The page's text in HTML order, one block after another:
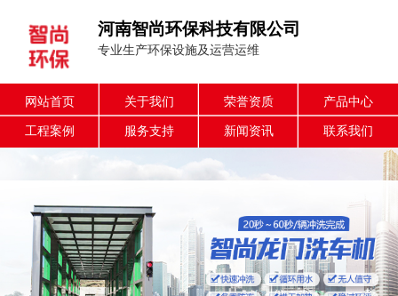
河南智尚环保科技有限公司
专业生产环保设施及运营运维
网站首页 关于我们 荣誉资质 产品中心
工程案例 服务支持 新闻资讯 联系我们